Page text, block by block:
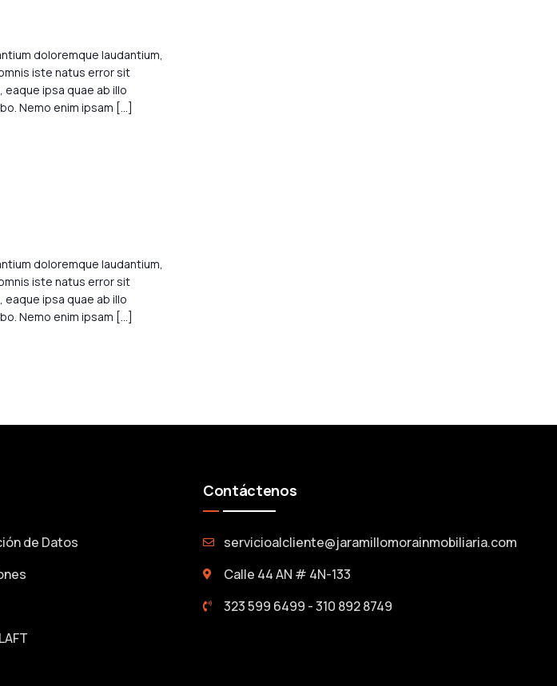
doloremque laudantium,
iste natus error sit
ipsa quae ab illo
Nemo enim ipsam […]
doloremque laudantium,
iste natus error sit
ipsa quae ab illo
Nemo enim ipsam […]
de Datos
Contáctenos
servicioalcliente@jaramillomorainmobiliaria.com
Calle 44 AN # 4N-133
323 599 6499 - 310 892 8749